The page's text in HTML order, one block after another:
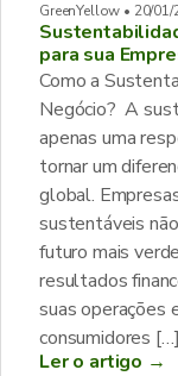
GreenYellow • 20/01/
para sua
Como a
Negócio? A
apenas uma
tornar um
global.
sustentáveis
futuro mais
resultados
suas operações
consumidores […]
Ler o artigo →